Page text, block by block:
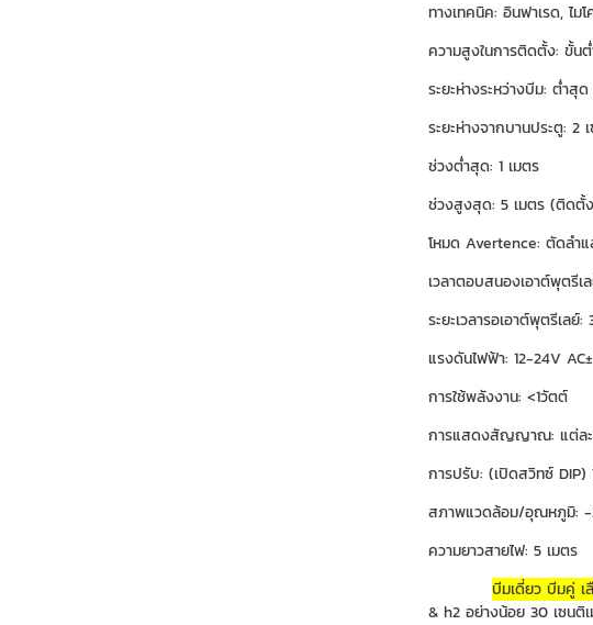
ทางเทคนิค: อินฟาเรด, ไมโ
ความสูงในการติดตั้ง: ขั้น
ระยะห่างระหว่างบีม: ต่ำสุ
ระยะห่างจากบานประตู: 2
ช่วงต่ำสุด: 1 เมตร
ช่วงสูงสุด: 5 เมตร (ติดตั้
โหมด Avertence: ตัดลำ
เวลาตอบสนองเอาต์พุตรี
ระยะเวลารอเอาต์พุตรีเล
แรงดันไฟฟ้า: 12-24V
การใช้พลังงาน: <1วัตต์
การแสดงสัญญาณ: แต่ละ
การปรับ: (เปิดสวิทซ์
สภาพแวดล้อม/อุณหภูมิ: -
ความยาวสายไฟ: 5 เมตร
บีมเดี่ยว บีมคู่ เ
& h2 อย่างน้อย 30 เซนติ